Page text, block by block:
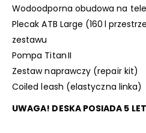
Wodoodporna obudowa na
Plecak ATB Large (160 l
zestawu
Pompa Titan II
Zestaw naprawczy (repair kit)
Coiled leash (elastyczna linka)
UWAGA! DESKA POSIADA 5